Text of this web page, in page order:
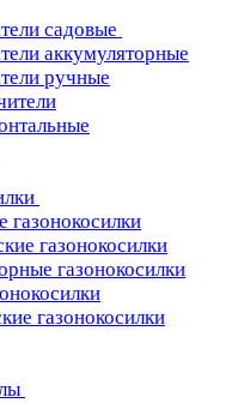
садовые
аккумуляторные
ручные
газонокосилки
газонокосилки
газонокосилки
газонокосилки